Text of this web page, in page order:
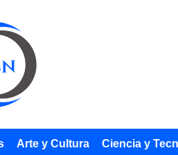
Arte y Cultura Ciencia y